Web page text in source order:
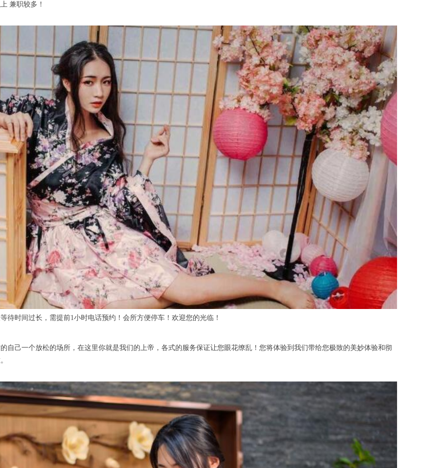
兼职较多！
时间过长，需提前1小时电话预约！会所方便停车！欢迎您的光临！
己一个放松的场所，在这里你就是我们的上帝，各式的服务保证让您眼花缭乱！您将体验到我们带给您极致的美妙体验和彻